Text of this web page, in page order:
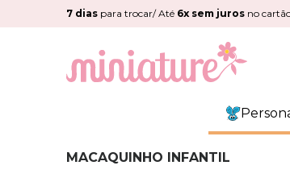
7 dias para trocar/ Até 6x sem juros no
MACAQUINHO INFANTIL